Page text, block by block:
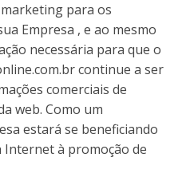
para os
Empresa , e ao mesmo
necessária para que o
continue a ser
comerciais de
web. Como um
estará se beneficiando
Internet à promoção de